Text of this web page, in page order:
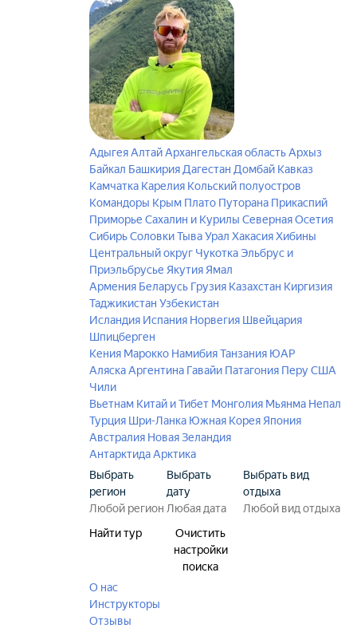
АдыгеяАлтайАрхангельская областьАрхыз
Байкал Башкирия Дагестан Домбай Кавказ
Камчатка Карелия Кольский полуостров
Командоры Крым Плато Путорана Прикаспий
Приморье Сахалин и Курилы Северная Осетия
СибирьСоловкиТываУрал ХакасияХибины
Центральный округ ЧукоткаЭльбрус и
Приэльбрусье Якутия Ямал
Армения Беларусь Грузия Казахстан Киргизия
Таджикистан Узбекистан
Исландия Испания Норвегия Швейцария
Шпицберген
Кения Марокко НамибияТанзания ЮАР
АляскаАргентина Гавайи Патагония Перу США
Чили
Вьетнам Китай и Тибет Монголия Мьянма Непал
Турция Шри-Ланка Южная Корея Япония
Австралия Новая Зеландия
АнтарктидаАрктика
Выбрать
регион
Выбрать
дату
Выбрать вид
отдыха
Найти тур
Очистить
настройки
поиска
О нас
Инструкторы
Отзывы